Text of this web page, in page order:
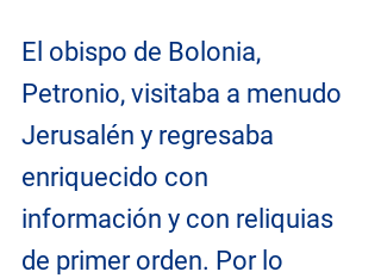
El obispo de Bolonia,
Petronio, visitaba a menudo
Jerusalén y regresaba
enriquecido con
información y con reliquias
de primer orden. Por lo